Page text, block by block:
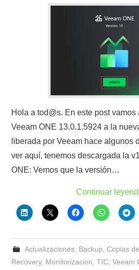
Hola a tod@s. En este post
Veeam ONE 13.0.1.5924 a la
liberada por Veeam hace algunos
ver aquí, tenemos descargada la
ONE: Vemos que la versión…
Continuar
Actualizaciones, Backup Copias
Recovery, Monitorizacion ,TIC ,Veeam